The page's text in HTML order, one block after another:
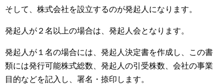
そして、株式会社を設立するのが発起人になります。
発起人が２名以上の場合は、発起人会となります。
発起人が１名の場合には、発起人決定書を作成し、この書
類には発行可能株式総数、発起人の引受株数、会社の事業
目的などを記入し、署名・捺印します。